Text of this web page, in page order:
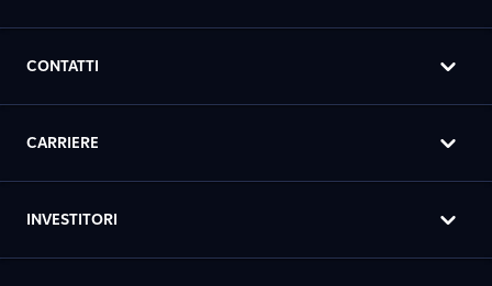
CONTATTI
CARRIERE
INVESTITORI